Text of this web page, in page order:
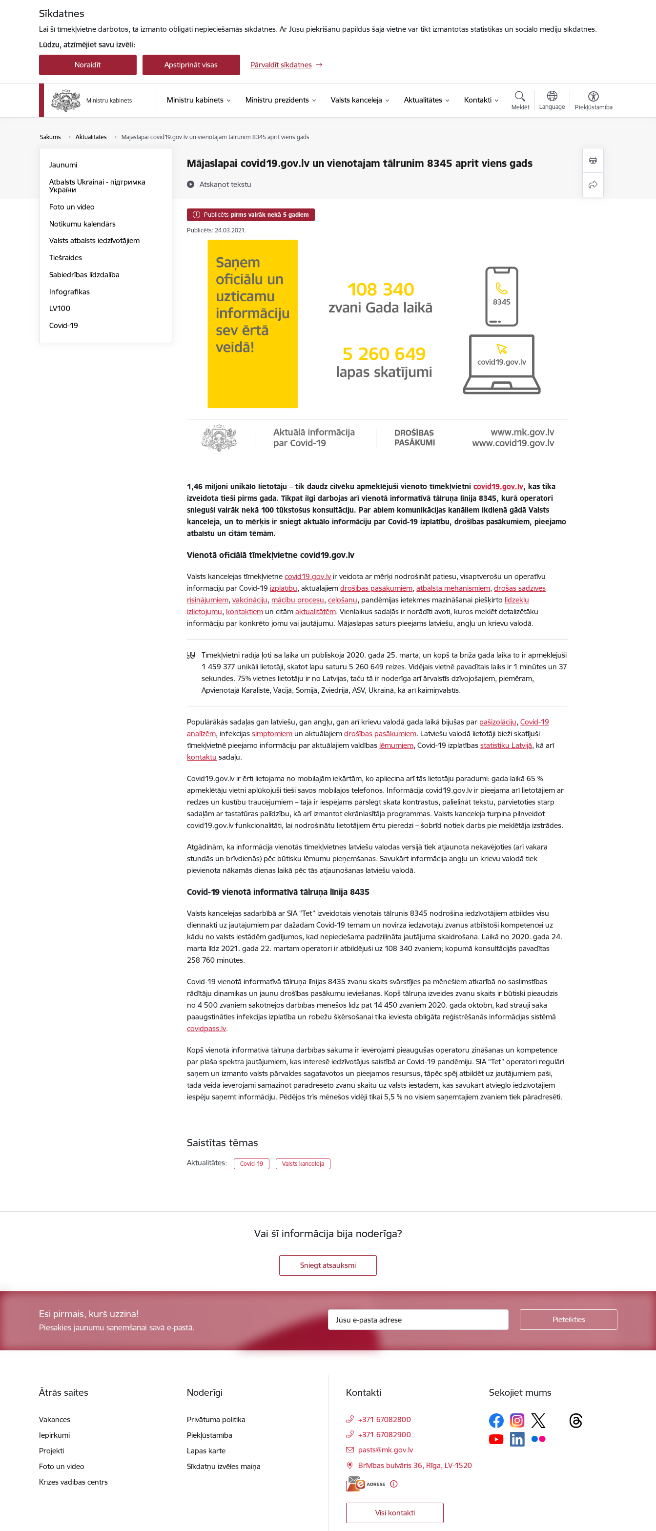
Sīkdatnes
Lai šī tīmekļvietne darbotos, tā izmanto obligāti nepieciešamās sīkdatnes. Ar Jūsu piekrišanu papildus šajā vietnē var tikt izmantotas statistikas un sociālo mediju sīkdatnes.
Lūdzu, atzīmējiet savu izvēli:
Noraidīt Apstiprināt visas Pārvaldīt sīkdatnes
Ministru kabinets Ministru prezidents Valsts kanceleja Aktualitātes Kontakti
Meklēt Language Piekļūstamība
Sākums Aktualitātes Mājaslapai covid19.gov.lv un vienotajam tālrunim 8345 aprit viens gads
Mājaslapai covid19.gov.lv un vienotajam tālrunim 8345 aprit viens gads
Atskaņot tekstu
Jaunumi
Atbalsts Ukrainai - підтримка
України
Foto un video
Notikumu kalendārs
Valsts atbalsts iedzīvotājiem
Tiešraides
Sabiedrības līdzdalība
Infografikas
LV100
Covid-19
Publicēts pirms vairāk nekā 5 gadiem
Publicēts: 24.03.2021.
1,46 miljoni unikālo lietotāju – tik daudz cilvēku apmeklējuši vienoto tīmekļvietnicovid19.gov.lv, kas tika
izveidota tieši pirms gada. Tikpat ilgi darbojas arī vienotā informatīvā tālruņa līnija 8345, kurā operatori
snieguši vairāk nekā 100 tūkstošus konsultāciju. Par abiem komunikācijas kanāliem ikdienā gādā Valsts
kanceleja, un to mērķis ir sniegt aktuālo informāciju par Covid-19 izplatību, drošības pasākumiem, pieejamo
atbalstu un citām tēmām.
Vienotā oficiālā tīmekļvietne covid19.gov.lv
Valsts kancelejas tīmekļvietnecovid19.gov.lvir veidota ar mērķi nodrošināt patiesu, visaptverošu un operatīvu
informāciju par Covid-19 izplatību, aktuālajiemdrošības pasākumiem,atbalsta mehānismiem,drošas sadzīves
risinājumiem,vakcināciju, mācību procesu,ceļošanu, pandēmijas ietekmes mazināšanai piešķirto līdzekļu
izlietojumu, kontaktiem un citāmaktualitātēm. Vienlaikus sadaļās ir norādīti avoti, kuros meklēt detalizētāku
informāciju par konkrēto jomu vai jautājumu. Mājaslapas saturs pieejams latviešu, angļu un krievu valodā.
Tīmekļvietni radīja ļoti īsā laikā un publiskoja 2020. gada 25. martā, un kopš tā brīža gada laikā to ir apmeklējuši
1 459 377 unikāli lietotāji, skatot lapu saturu 5 260 649 reizes. Vidējais vietnē pavadītais laiks ir 1 minūtes un 37
sekundes. 75% vietnes lietotāju ir no Latvijas, taču tā ir noderīga arī ārvalstīs dzīvojošajiem, piemēram,
Apvienotajā Karalistē, Vācijā, Somijā, Zviedrijā, ASV, Ukrainā, kā arī kaimiņvalstīs.
Populārākās sadaļas gan latviešu, gan angļu, gan arī krievu valodā gada laikā bijušas par pašizolāciju,Covid-19
analīzēm, infekcijassimptomiem un aktuālajiemdrošības pasākumiem. Latviešu valodā lietotāji bieži skatījuši
tīmekļvietnē pieejamo informāciju par aktuālajiem valdības lēmumiem, Covid-19 izplatībasstatistiku Latvijā, kā arī
kontaktu sadaļu.
Covid19.gov.lv ir ērti lietojama no mobilajām iekārtām, ko apliecina arī tās lietotāju paradumi: gada laikā 65 %
apmeklētāju vietni aplūkojuši tieši savos mobilajos telefonos. Informācija covid19.gov.lv ir pieejama arī lietotājiem ar
redzes un kustību traucējumiem – tajā ir iespējams pārslēgt skata kontrastus, palielināt tekstu, pārvietoties starp
sadaļām ar tastatūras palīdzību, kā arī izmantot ekrānlasītāja programmas. Valsts kanceleja turpina pilnveidot
covid19.gov.lv funkcionalitāti, lai nodrošinātu lietotājiem ērtu pieredzi – šobrīd notiek darbs pie meklētāja izstrādes.
Atgādinām, ka informācija vienotās tīmekļvietnes latviešu valodas versijā tiek atjaunota nekavējoties (arī vakara
stundās un brīvdienās) pēc būtisku lēmumu pieņemšanas. Savukārt informācija angļu un krievu valodā tiek
pievienota nākamās dienas laikā pēc tās atjaunošanas latviešu valodā.
Covid-19 vienotā informatīvā tālruņa līnija 8435
Valsts kancelejas sadarbībā ar SIA “Tet” izveidotais vienotais tālrunis 8345 nodrošina iedzīvotājiem atbildes visu
diennakti uz jautājumiem par dažādām Covid-19 tēmām un novirza iedzīvotāju zvanus atbilstoši kompetencei uz
kādu no valsts iestādēm gadījumos, kad nepieciešama padziļināta jautājuma skaidrošana. Laikā no 2020. gada 24.
marta līdz 2021. gada 22. martam operatori ir atbildējuši uz108 340zvaniem; kopumā konsultācijās pavadītas
258 760 minūtes.
Covid-19 vienotā informatīvā tālruņa līnijas 8435 zvanu skaits svārstījies pa mēnešiem atkarībā no saslimstības
rādītāju dinamikas un jaunu drošības pasākumu ieviešanas. Kopš tālruņa izveides zvanu skaits ir būtiski pieaudzis
no 4 500 zvaniem sākotnējos darbības mēnešos līdz pat 14 450 zvaniem 2020. gada oktobrī, kad strauji sāka
paaugstināties infekcijas izplatība un robežu šķērsošanai tika ieviesta obligāta reģistrēšanās informācijas sistēmā
covidpass.lv.
Kopš vienotā informatīvā tālruņa darbības sākuma ir ievērojami pieaugušas operatoru zināšanas un kompetence
par plaša spektra jautājumiem, kas interesē iedzīvotājus saistībā ar Covid-19 pandēmiju. SIA “Tet” operatori regulāri
saņem un izmanto valsts pārvaldes sagatavotos un pieejamos resursus, tāpēc spēj atbildēt uz jautājumiem paši,
tādā veidā ievērojami samazinot pāradresēto zvanu skaitu uz valsts iestādēm, kas savukārt atvieglo iedzīvotājiem
iespēju saņemt informāciju. Pēdējos trīs mēnešos vidēji tikai 5,5 % no visiem saņemtajiem zvaniem tiek pāradresēti.
Saistītas tēmas
Aktualitātes: Covid-19 Valsts kanceleja
Vai šī informācija bija noderīga?
Sniegt atsauksmi
Esi pirmais, kurš uzzina!
Piesakies jaunumu saņemšanai savā e-pastā.
Ātrās saites
Vakances
Iepirkumi
Projekti
Foto un video
Krīzes vadības centrs
Noderīgi
Privātuma politika
Piekļūstamība
Lapas karte
Sīkdatņu izvēles maiņa
Kontakti
+371 67082800
+371 67082900
E-pasts:
pasts@mk.gov.lv
Brīvības bulvāris 36, Rīga, LV-1520
Visi kontakti
Sekojiet mums